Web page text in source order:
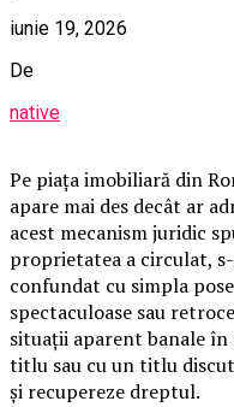
iunie 19, 2026
De
native
Pe piața imobiliară din
apare mai des decât ar
acest mecanism juridic
proprietatea a circulat,
confundat cu simpla
spectaculoase sau
situații aparent banale în
titlu sau cu un titlu
și recupereze dreptul.